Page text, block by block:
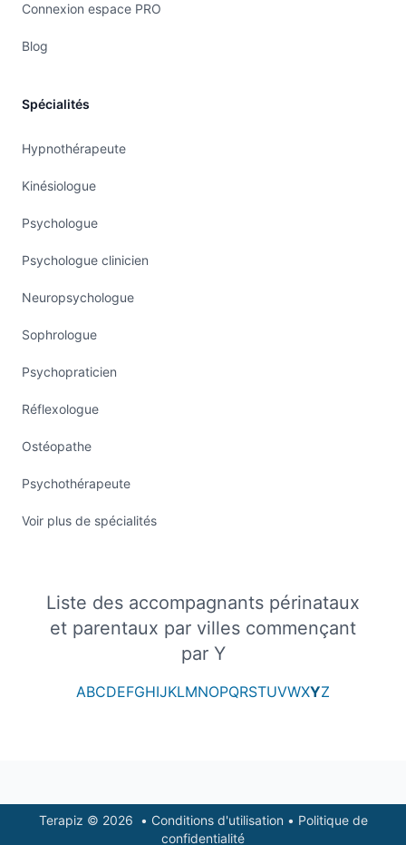
Connexion espace PRO
Blog
Spécialités
Hypnothérapeute
Kinésiologue
Psychologue
Psychologue clinicien
Neuropsychologue
Sophrologue
Psychopraticien
Réflexologue
Ostéopathe
Psychothérapeute
Voir plus de spécialités
Liste des accompagnants périnataux
et parentaux par villes commençant
par Y
ABCDEFGHIJKLMNOPQRSTUVWXYZ
FooterTerapiz © 2026 • Conditions d'utilisation • Politique de
confidentialité